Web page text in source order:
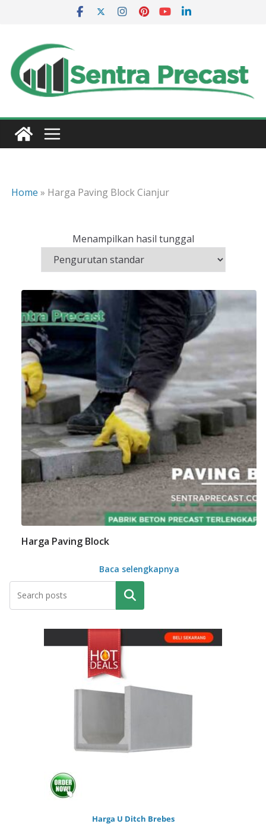
Home » Harga Paving Block Cianjur
Menampilkan hasil tunggal
Harga Paving Block
Baca selengkapnya
Pencarian
Harga U Ditch Brebes